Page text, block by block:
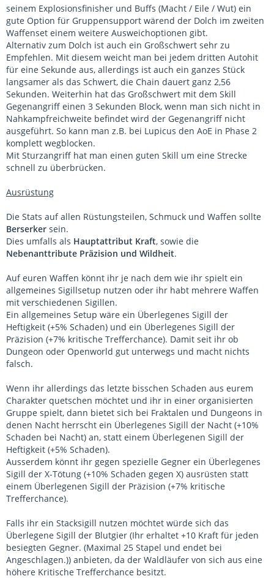
seinem Explosionsfinisher und Buffs (Macht / Eile / Wut) ein
gute Option für Gruppensupport wärend der Dolch im zweiten
Waffenset einem weitere Ausweichoptionen gibt.
Alternativ zum Dolch ist auch ein Großschwert sehr zu
Empfehlen. Mit diesem weicht man bei jedem dritten Autohit
für eine Sekunde aus, allerdings ist auch ein ganzes Stück
langsamer als das Schwert, die Chain dauert ganz 2,56
Sekunden. Weiterhin hat das Großschwert mit dem Skill
Gegenangriff einen 3 Sekunden Block, wenn man sich nicht in
Nahkampfreichweite befindet wird der Gegenangriff nicht
ausgeführt. So kann man z.B. bei Lupicus den AoE in Phase 2
komplett wegblocken.
Mit Sturzangriff hat man einen guten Skill um eine Strecke
schnell zu überbrücken.
Ausrüstung
Die Stats auf allen Rüstungsteilen, Schmuck und Waffen sollte
Berserker sein.
Dies umfalls als Hauptattribut Kraft, sowie die
Nebenanttribute Präzision und Wildheit.
Auf euren Waffen könnt ihr je nach dem wie ihr spielt ein
allgemeines Sigillsetup nutzen oder ihr habt mehrere Waffen
mit verschiedenen Sigillen.
Ein allgemeines Setup wäre ein Überlegenes Sigill der
Heftigkeit (+5% Schaden) und ein Überlegenes Sigill der
Präzision (+7% kritische Trefferchance). Damit seit ihr ob
Dungeon oder Openworld gut unterwegs und macht nichts
falsch.
Wenn ihr allerdings das letzte bisschen Schaden aus eurem
Charakter quetschen möchtet und ihr in einer organisierten
Gruppe spielt, dann bietet sich bei Fraktalen und Dungeons in
denen Nacht herrscht ein Überlegenes Sigill der Nacht (+10%
Schaden bei Nacht) an, statt einem Überlegenen Sigill der
Heftigkeit (+5% Schaden).
Ausserdem könnt ihr gegen spezielle Gegner ein Überlegenes
Sigill der X-Tötung (+10% Schaden gegen X) ausrüsten statt
einem Überlegenen Sigill der Präzision (+7% kritische
Trefferchance).
Falls ihr ein Stacksigill nutzen möchtet würde sich das
Überlegene Sigill der Blutgier (Ihr erhaltet +10 Kraft für jeden
besiegten Gegner. (Maximal 25 Stapel und endet bei
Angeschlagen.)) anbieten, da der Waldläufer von sich aus eine
höhere Kritische Trefferchance besitzt.